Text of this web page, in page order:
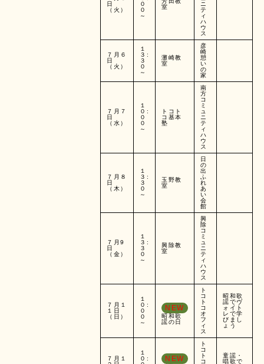
日
（火）
０
０
～
室
ニ
テ
ィ
ハ
ウ
ス
７月６
日
（火）
１
３:
３
０
～
灘崎教
室
彦
崎
憩
い
の
家
７月７
日
（水）
１
０:
０
０
～
トコト
コ基本
塾
南
方
コ
ミ
ュ
ニ
テ
ィ
ハ
ウ
ス
７月８
日
（木）
１
３:
３
０
～
玉野教
室
日
の
出
ふ
れ
あ
い
会
館
７月9
日
（金）
１
３:
３
０
～
興除教
室
興
除
コ
ミ
ュ
ニ
テ
ィ
ハ
ウ
ス
７月１
１日
（日）
１
０:
０
０
～
NEW
昭和歌
謡の日
ト
コ
ト
コ
オ
フ
ィ
ス
昭和歌
謡でヴ
ォイト
レで学
びまし
ょう
７月１
１
０:
NEW
ト
コ
ト
コ
童謡・
唱歌で